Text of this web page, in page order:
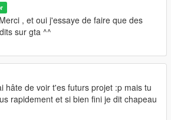
Merci , et oui j'essaye de faire que des
sur gta ^^
hâte de voir t'es futurs projet :p mais tu
rapidement et si bien fini je dit chapeau